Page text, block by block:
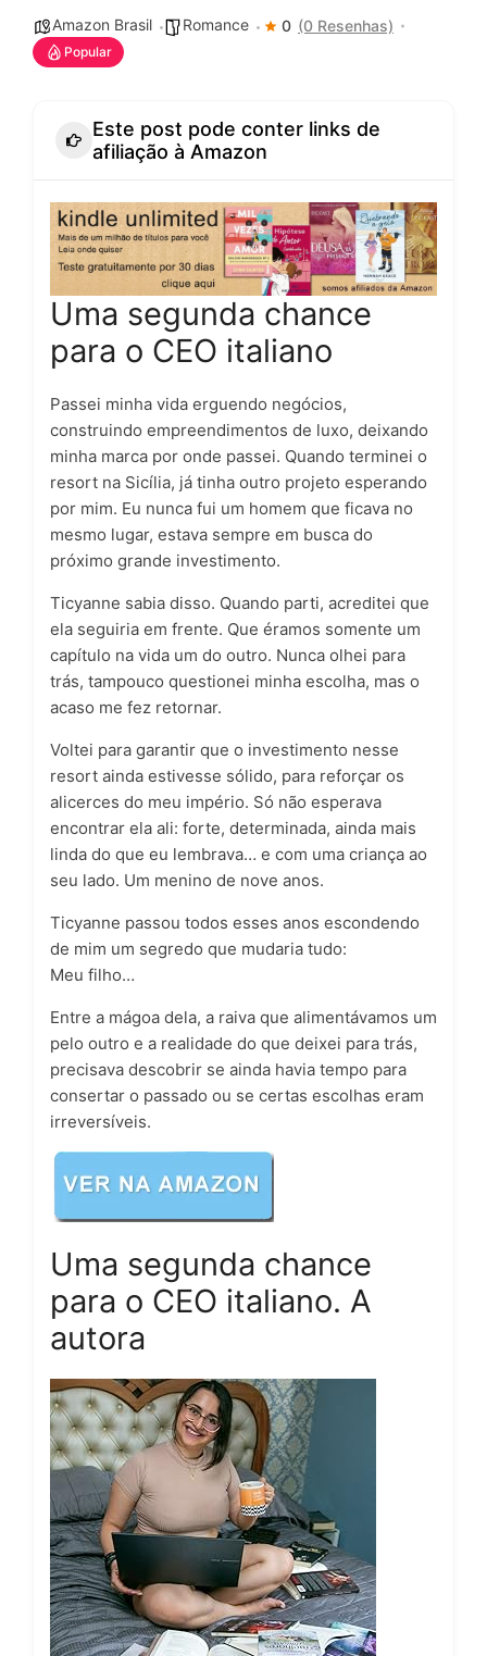
Amazon Brasil Romance 0 (0 Resenhas)
Popular
Este post pode conter links de
afiliação à Amazon
Uma segunda chance
para o CEO italiano
Passei minha vida erguendo negócios,
construindo empreendimentos de luxo, deixando
minha marca por onde passei. Quando terminei o
resort na Sicília, já tinha outro projeto esperando
por mim. Eu nunca fui um homem que ficava no
mesmo lugar, estava sempre em busca do
próximo grande investimento.
Ticyanne sabia disso. Quando parti, acreditei que
ela seguiria em frente. Que éramos somente um
capítulo na vida um do outro. Nunca olhei para
trás, tampouco questionei minha escolha, mas o
acaso me fez retornar.
Voltei para garantir que o investimento nesse
resort ainda estivesse sólido, para reforçar os
alicerces do meu império. Só não esperava
encontrar ela ali: forte, determinada, ainda mais
linda do que eu lembrava… e com uma criança ao
seu lado. Um menino de nove anos.
Ticyanne passou todos esses anos escondendo
de mim um segredo que mudaria tudo:
Meu filho…
Entre a mágoa dela, a raiva que alimentávamos um
pelo outro e a realidade do que deixei para trás,
precisava descobrir se ainda havia tempo para
consertar o passado ou se certas escolhas eram
irreversíveis.
Uma segunda chance
para o CEO italiano. A
autora